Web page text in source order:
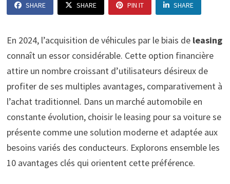
SHARE SHARE PIN IT SHARE
En 2024, l’acquisition de véhicules par le biais de leasing
connaît un essor considérable. Cette option financière
attire un nombre croissant d’utilisateurs désireux de
profiter de ses multiples avantages, comparativement à
l’achat traditionnel. Dans un marché automobile en
constante évolution, choisir le leasing pour sa voiture se
présente comme une solution moderne et adaptée aux
besoins variés des conducteurs. Explorons ensemble les
10 avantages clés qui orientent cette préférence.